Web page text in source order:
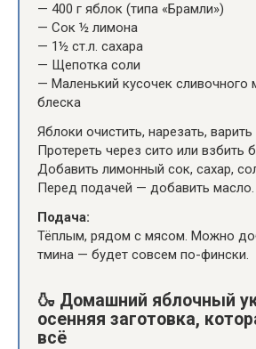
— 400 г яблок (типа «Брамли»)
— Сок ½ лимона
— 1½ ст.л. сахара
— Щепотка соли
— Маленький кусочек сливочного
блеска
Яблоки очистить, нарезать,
Протереть через сито или взбить
Добавить лимонный сок, сахар,
Перед подачей — добавить масло.
Подача:
Тёплым, рядом с мясом. Можно
тмина — будет совсем по-фински.
🍶 Домашний яблочный
осенняя заготовка,
всё